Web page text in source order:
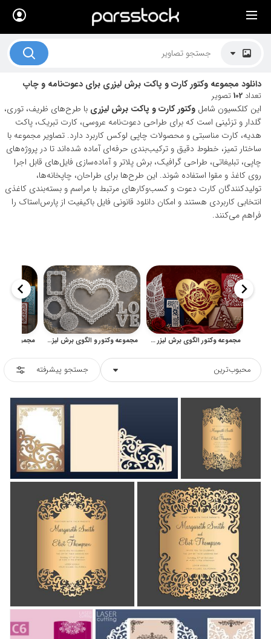
دانلود مجموعه وکتور کارت و پاکت برش لیزری برای دعوت‌نامه و چاپ
تعداد 102تصویر
این کلکسیون شامل وکتور کارت و پاکت برش لیزری با طرح‌های ظریف، توری،
گلدار و تزئینی است که برای طراحی دعوت‌نامه عروسی، کارت تبریک، پاکت
هدیه، کارت مناسبتی و محصولات چاپی لوکس کاربرد دارد. تصاویر مجموعه با
ساختار تمیز، خطوط دقیق و ترکیب‌بندی حرفه‌ای آماده شده‌اند تا در پروژه‌های
چاپی، تبلیغاتی، طراحی گرافیک، برش پلاتر و آماده‌سازی فایل‌های قابل اجرا
روی کاغذ و مقوا استفاده شوند. این طرح‌ها برای طراحان، چاپخانه‌ها،
تولیدکنندگان کارت دعوت و کسب‌وکارهای مرتبط با مراسم و بسته‌بندی کاغذی
انتخابی کاربردی هستند و امکان دانلود قانونی فایل باکیفیت از پارس‌استاک را
فراهم می‌کنند.
مجموعه وکتور الگوی برش لیزر گلدار و تزئینی مجموعه وکتور و الگوی برش لیزر با طرح‌های توری و تزئینی
محبوب‌ترین جستجو پیشرفته
× لیست قیمت ها
موضوعات تصاویر
دکوراسیون و فضاها
هنرمندان ایرانی
کسب درآمد از فروش تصاویر
021 28428845
تماس با ما